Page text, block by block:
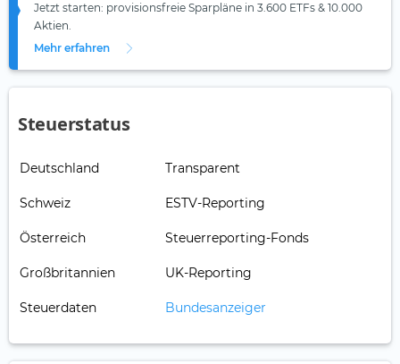
Jetzt starten: provisionsfreie Sparpläne in 3.600 ETFs & 10.000
Aktien.
Mehr erfahren
Steuerstatus
Deutschland Transparent
Schweiz ESTV-Reporting
Österreich Steuerreporting-Fonds
Großbritannien UK-Reporting
Steuerdaten Bundesanzeiger